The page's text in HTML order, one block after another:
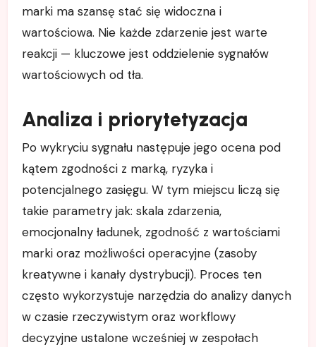
marki ma szansę stać się widoczna i
wartościowa. Nie każde zdarzenie jest warte
reakcji — kluczowe jest oddzielenie sygnałów
wartościowych od tła.
Analiza i priorytetyzacja
Po wykryciu sygnału następuje jego ocena pod
kątem zgodności z marką, ryzyka i
potencjalnego zasięgu. W tym miejscu liczą się
takie parametry jak: skala zdarzenia,
emocjonalny ładunek, zgodność z wartościami
marki oraz możliwości operacyjne (zasoby
kreatywne i kanały dystrybucji). Proces ten
często wykorzystuje narzędzia do analizy danych
w czasie rzeczywistym oraz workflowy
decyzyjne ustalone wcześniej w zespołach